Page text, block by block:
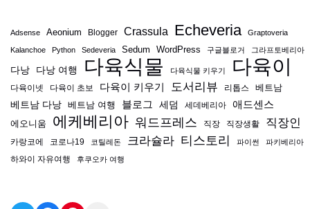
Adsense Aeonium Blogger Crassula Echeveria Graptoveria
Kalanchoe Python Sedeveria Sedum WordPress 구글블로거 그라프토베리아
다낭 다낭 여행 다육식물 다육식물 키우기 다육이
다육이넷 다육이 초보 다육이 키우기 도서리뷰 리톱스
베트남
베트남 다낭 베트남 여행 블로그 세덤 세데베리아 애드센스
에오니움 에케베리아 워드프레스 직장 직장생활 직장인
카랑코에 코로나19 코틸레돈 크라슐라 티스토리 파이썬 파키베리아
하와이 자유여행 후쿠오카 여행